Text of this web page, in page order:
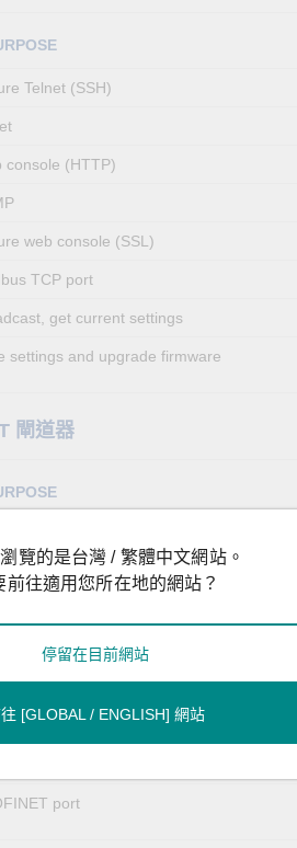
Telnet (SSH)
console (HTTP)
web console (SSL)
TCP port
get current settings
settings and upgrade firmware
閘道器
get current settings
port
覽的是台灣 / 繁體中文網站。
前往適用您所在地的網站？
停留在目前網站
[GLOBAL / ENGLISH] 網站